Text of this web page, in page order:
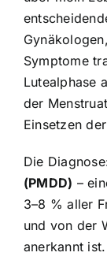
Symptome
Lutealphase
der
Einsetzen
Die
(PMDD) –
3–8 % aller
und von der
anerkannt ist.